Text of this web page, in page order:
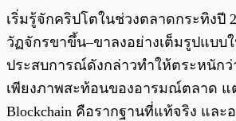
เริ่มรู้จักคริปโตในช่วงตลาดกระทิงปี
วัฏจักรขาขึ้น–ขาลงอย่างเต็มรูปแบบใ
ประสบการณ์ดังกล่าวทำให้ตระหนักว่
เพียงภาพสะท้อนของอารมณ์ตลาด แ
Blockchain คือรากฐานที่แท้จริง และ